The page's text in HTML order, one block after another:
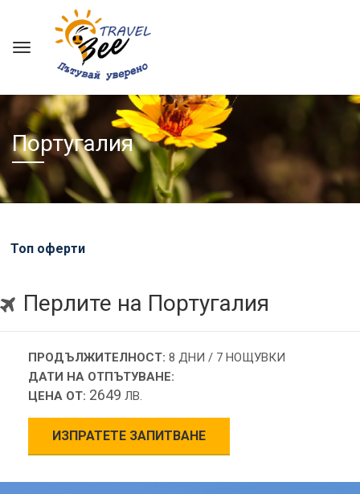
Португалия
Топ оферти
Перлите на Португалия
ПРОДЪЛЖИТЕЛНОСТ: 8 ДНИ / 7 НОЩУВКИ
ДАТИ НА ОТПЪТУВАНЕ:
ЦЕНА ОТ: 2649 ЛВ.